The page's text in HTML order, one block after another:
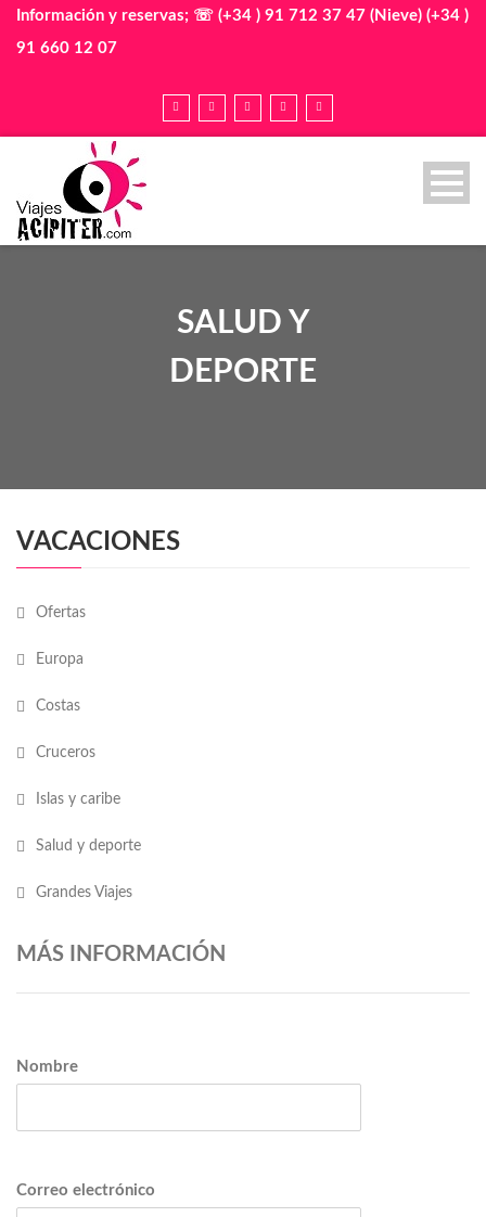
Información y reservas; ☏ (+34 ) 91 712 37 47 (Nieve) (+34 )
91 660 12 07
SALUD Y
DEPORTE
VACACIONES
Ofertas
Europa
Costas
Cruceros
Islas y caribe
Salud y deporte
Grandes Viajes
MÁS INFORMACIÓN
Nombre
Correo electrónico